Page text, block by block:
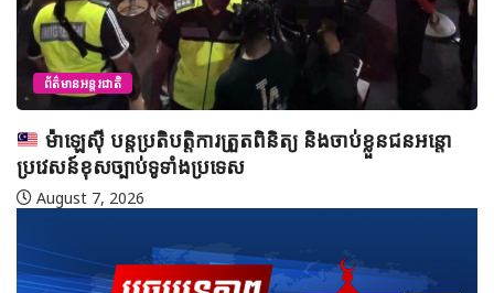
ព័ត៌មានអន្តរជាតិ
ម៉ាឡេស៊ី បន្តប្រតិបត្តិការត្រួតពិនិត្យ និងចាប់ខ្លួនជនអន្តោ
ប្រវេសន៍ខុសច្បាប់ទូទាំងប្រទេស
August 7, 2026